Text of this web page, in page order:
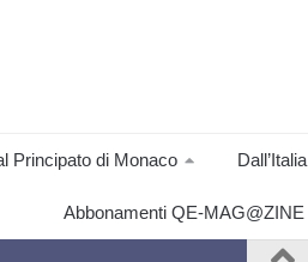
Principato di Monaco Dall’Italia
Abbonamenti QE-MAG@ZINE